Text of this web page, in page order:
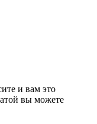
и вам это
вы можете